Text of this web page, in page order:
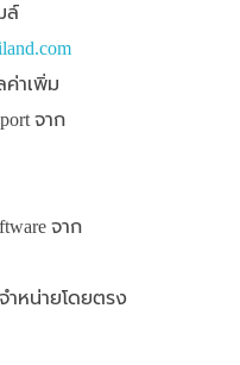
ล์
ค่าเพิ่ม
จาก
จาก
ำหน่ายโดยตรง